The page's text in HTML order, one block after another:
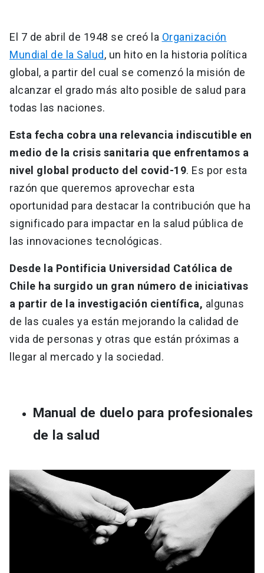
El 7 de abril de 1948 se creó la Organización
Mundial de la Salud, un hito en la historia política
global, a partir del cual se comenzó la misión de
alcanzar el grado más alto posible de salud para
todas las naciones.
Esta fecha cobra una relevancia indiscutible en
medio de la crisis sanitaria que enfrentamos a
nivel global producto del covid-19. Es por esta
razón que queremos aprovechar esta
oportunidad para destacar la contribución que ha
significado para impactar en la salud pública de
las innovaciones tecnológicas.
Desde la Pontificia Universidad Católica de
Chile ha surgido un gran número de iniciativas
a partir de la investigación científica, algunas
de las cuales ya están mejorando la calidad de
vida de personas y otras que están próximas a
llegar al mercado y la sociedad.
Manual de duelo para profesionales
de la salud